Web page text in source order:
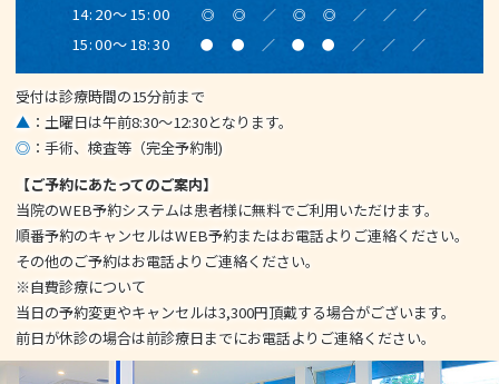
駐車場20台完備
14:20～15:00 ◎ ◎ ／ ◎ ◎ ／ ／ ／
15:00～18:30 ● ● ／ ● ● ／ ／ ／
受付は診療時間の15分前まで
▲ ：土曜日は午前8:30～12:30となります。
◎ ：手術、検査等（完全予約制)
【ご予約にあたってのご案内】
当院のWEB予約システムは患者様に無料でご利用いただけます。
順番予約のキャンセルはWEB予約またはお電話よりご連絡ください。
その他のご予約はお電話よりご連絡ください。
※自費診療について
当日の予約変更やキャンセルは3,300円頂戴する場合がございます。
前日が休診の場合は前診療日までにお電話よりご連絡ください。